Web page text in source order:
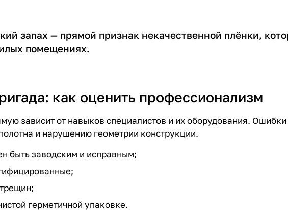
запах — прямой признак некачественной плёнки,
помещениях.
как оценить профессионализм
зависит от навыков специалистов и их оборудования.
и нарушению геометрии конструкции.
быть заводским и исправным;
герметичной упаковке.